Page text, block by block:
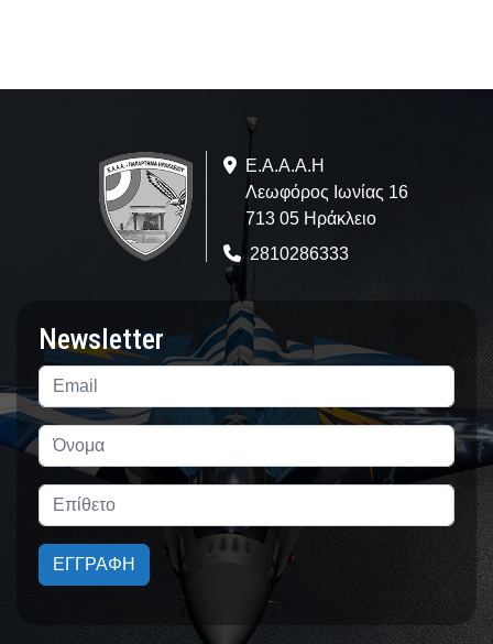
Ε.A.Α.Α.Η
Λεωφόρος Ιωνίας 16
713 05 Ηράκλειο
2810286333
Newsletter
ΕΓΓΡΑΦΗ